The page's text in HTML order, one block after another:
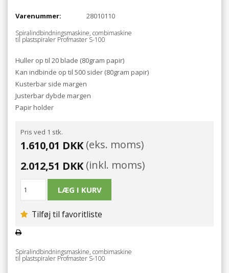
Varenummer: 28010110
Spiralindbindningsmaskine, combimaskine
til plastspiraler Profmaster S-100
Huller op til 20 blade (80gram papir)
Kan indbinde op til 500 sider (80gram papir)
Kusterbar side margen
Justerbar dybde margen
Papir holder
Pris ved 1 stk.
1.610,01 DKK(eks. moms)
2.012,51 DKK(inkl. moms)
Tilføj til favoritliste
Spiralindbindningsmaskine, combimaskine
til plastspiraler Profmaster S-100